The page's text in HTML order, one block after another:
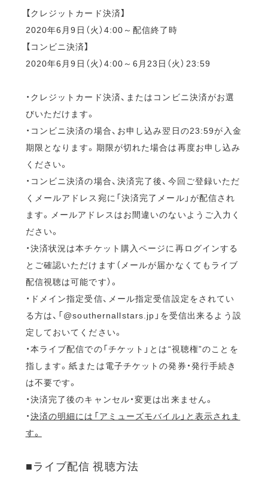
【クレジットカード決済】
2020年6月9日（火）4:00～配信終了時
【コンビニ決済】
2020年6月9日（火）4:00～6月23日（火）23:59
・クレジットカード決済、またはコンビニ決済がお選
びいただけます。
・コンビニ決済の場合、お申し込み翌日の23:59が入金
期限となります。期限が切れた場合は再度お申し込み
ください。
・コンビニ決済の場合、決済完了後、今回ご登録いただ
くメールアドレス宛に「決済完了メール」が配信され
ます。メールアドレスはお間違いのないようご入力く
ださい。
・決済状況は本チケット購入ページに再ログインする
とご確認いただけます（メールが届かなくてもライブ
配信視聴は可能です）。
・ドメイン指定受信、メール指定受信設定をされてい
る方は、「@southernallstars.jp」を受信出来るよう設
定しておいてください。
・本ライブ配信での「チケット」とは“視聴権”のことを
指します。紙または電子チケットの発券・発行手続き
は不要です。
・決済完了後のキャンセル・変更は出来ません。
・決済の明細には「アミューズモバイル」と表示されま
す。
■ライブ配信 視聴方法